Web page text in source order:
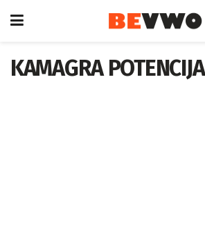
KAMAGRA POTENCIJA